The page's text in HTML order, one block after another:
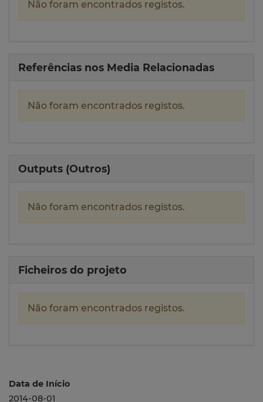
Não foram encontrados registos.
Referências nos Media Relacionadas
Não foram encontrados registos.
Outputs (Outros)
Não foram encontrados registos.
Ficheiros do projeto
Não foram encontrados registos.
Data de Início
2014-08-01